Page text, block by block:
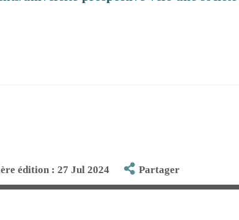
édition : 27 Jul 2024 Partager